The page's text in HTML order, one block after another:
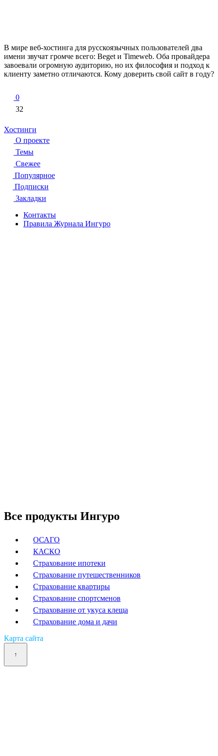
В мире веб-хостинга для русскоязычных пользователей два
имени звучат громче всего: Beget и Timeweb. Оба провайдера
завоевали огромную аудиторию, но их философия и подход к
клиенту заметно отличаются. Кому доверить свой сайт в году?
0
32
Хостинги
О проекте
Темы
Свежее
Популярное
Подписки
Закладки
Контакты
Правила Журнала Ингуро
Все продукты Ингуро
ОСАГО
КАСКО
Страхование ипотеки
Страхование путешественников
Страхование квартиры
Страхование спортсменов
Страхование от укуса клеща
Страхование дома и дачи
Карта сайта